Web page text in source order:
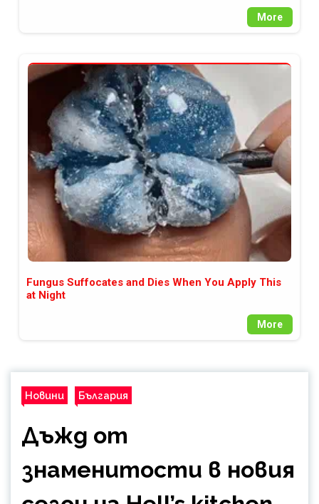
More
Fungus Suffocates and Dies When You Apply This
at Night
More
Новини България
Дъжд от
знаменитости в новия